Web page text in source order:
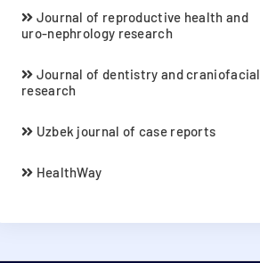
Journal of reproductive health and
uro-nephrology research
Journal of dentistry and craniofacial
research
Uzbek journal of case reports
HealthWay